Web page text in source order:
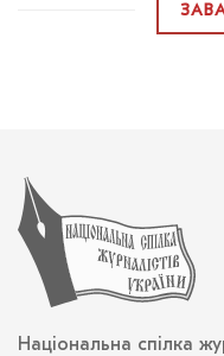
Національна спілка